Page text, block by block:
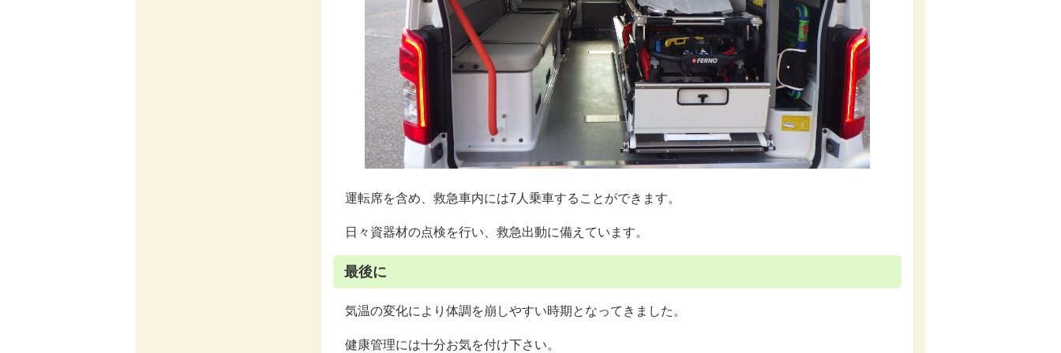
運転席を含め、救急車内には7人乗車することができます。
日々資器材の点検を行い、救急出動に備えています。
最後に
気温の変化により体調を崩しやすい時期となってきました。
健康管理には十分お気を付け下さい。